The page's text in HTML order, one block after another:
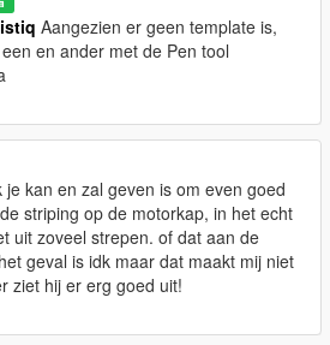
Aangezien er geen template is,
en ander met de Pen tool
je kan en zal geven is om even goed
striping op de motorkap, in het echt
uit zoveel strepen. of dat aan de
geval is idk maar dat maakt mij niet
ziet hij er erg goed uit!